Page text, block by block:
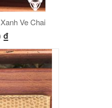
Ve Chai
₫